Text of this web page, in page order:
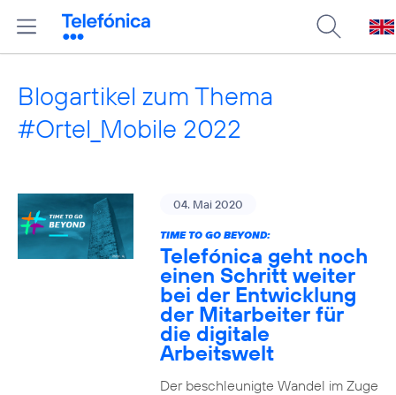
Blogartikel zum Thema
#Ortel_Mobile 2022
04. Mai 2020
TIME TO GO BEYOND:
Telefónica geht noch
einen Schritt weiter
bei der Entwicklung
der Mitarbeiter für
die digitale
Arbeitswelt
Der beschleunigte Wandel im Zuge